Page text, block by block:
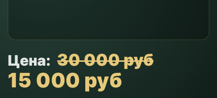
Цена: 30 000 руб
15 000 руб